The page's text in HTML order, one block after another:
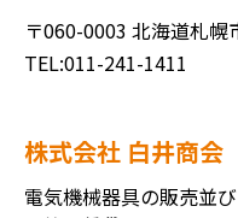
〒060-0003 北海道札
TEL:011-241-1411
株式会社 白井商会
電気機械器具の販売並